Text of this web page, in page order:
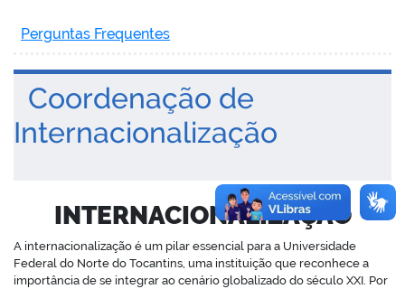
Perguntas Frequentes
Coordenação de
Internacionalização
INTERNACIONALIZAÇÃO
A internacionalização é um pilar essencial para a Universidade
Federal do Norte do Tocantins, uma instituição que reconhece a
importância de se integrar ao cenário globalizado do século XXI. Por